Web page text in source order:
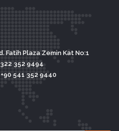
Fatih Plaza Zemin Kat No:1
322 352 9494
+90 541 352 9440